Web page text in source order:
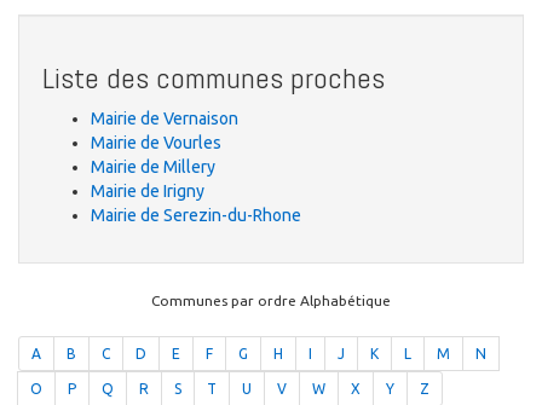
Liste des communes proches
Mairie de Vernaison
Mairie de Vourles
Mairie de Millery
Mairie de Irigny
Mairie de Serezin-du-Rhone
Communes par ordre Alphabétique
A B C D E F G H J K L M N
O P Q R S T U V W X Y Z